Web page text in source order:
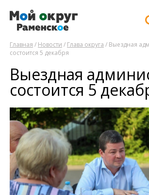
Главная / Новости / Глава округа / Выездная
состоится 5 декабря
Выездная
состоится 5